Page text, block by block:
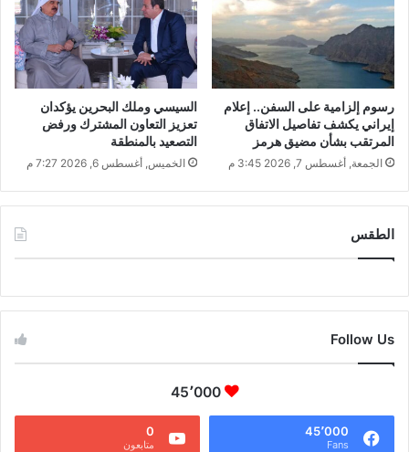
رسوم إلزامية على السفن.. إعلام
إيراني يكشف تفاصيل الاتفاق
المرتقب بشأن مضيق هرمز
الجمعة, أغسطس 7, 2026 3:45 م
السيسي وملك البحرين يؤكدان
تعزيز التعاون المشترك ورفض
التصعيد بالمنطقة
الخميس, أغسطس 6, 2026 7:27 م
الطقس
Follow Us
45٬000
45٬000
Fans
0
متابعون